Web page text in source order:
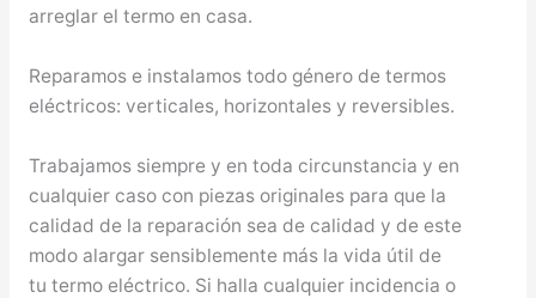
arreglar el termo en casa.
Reparamos e instalamos todo género de termos
eléctricos: verticales, horizontales y reversibles.
Trabajamos siempre y en toda circunstancia y en
cualquier caso con piezas originales para que la
calidad de la reparación sea de calidad y de este
modo alargar sensiblemente más la vida útil de
tu termo eléctrico. Si halla cualquier incidencia o